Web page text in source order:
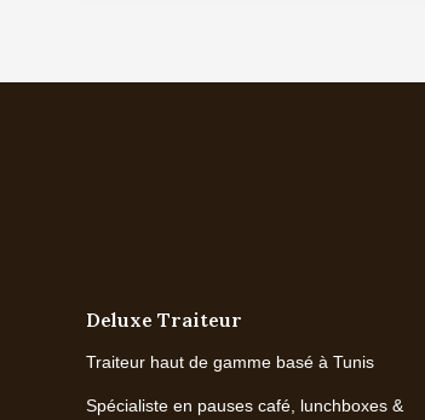
Deluxe Traiteur
Traiteur haut de gamme basé à Tunis
Spécialiste en pauses café, lunchboxes &